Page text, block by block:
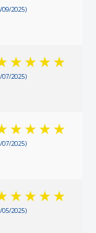
2025)
2025)
2025)
2025)